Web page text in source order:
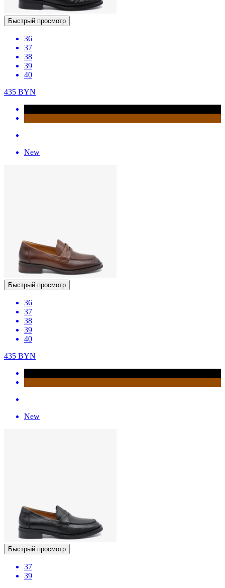
Быстрый просмотр
36
37
38
39
40
435 BYN
New
Быстрый просмотр
36
37
38
39
40
435 BYN
New
Быстрый просмотр
37
39